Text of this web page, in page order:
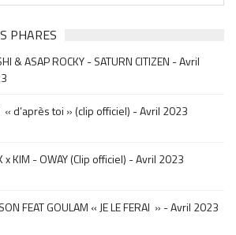
PHARES
& ASAP ROCKY - SATURN CITIZEN - Avril
« d’après toi » (clip officiel) - Avril 2023
x KIM - OWAY (Clip officiel) - Avril 2023
FEAT GOULAM « JE LE FERAI » - Avril 2023